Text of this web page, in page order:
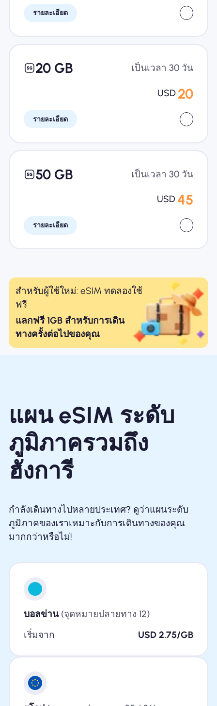
รายละเอียด
20 GB เป็นเวลา 30 วัน
USD 20
รายละเอียด
50 GB เป็นเวลา 30 วัน
USD 45
รายละเอียด
สำหรับผู้ใช้ใหม่: eSIM ทดลองใช้
ฟรี
แลกฟรี 1GB สำหรับการเดิน
ทางครั้งต่อไปของคุณ
แผน eSIM ระดับ
ภูมิภาครวมถึง
ฮังการี
กำลังเดินทางไปหลายประเทศ? ดูว่าแผนระดับ
ภูมิภาคของเราเหมาะกับการเดินทางของคุณ
มากกว่าหรือไม่!
บอลข่าน(จุดหมายปลายทาง 12)
เริ่มจาก
USD 2.75/GB